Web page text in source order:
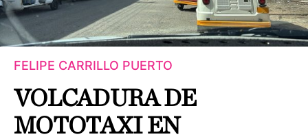
FELIPE CARRILLO PUERTO
VOLCADURA DE
MOTOTAXI EN